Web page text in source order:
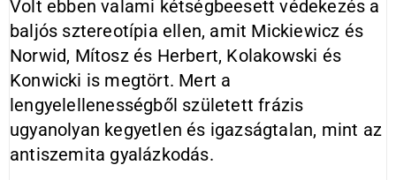
Volt ebben valami kétségbeesett védekezés a
baljós sztereotípia ellen, amit Mickiewicz és
Norwid, Mítosz és Herbert, Kolakowski és
Konwicki is megtört. Mert a
lengyelellenességből született frázis
ugyanolyan kegyetlen és igazságtalan, mint az
antiszemita gyalázkodás.